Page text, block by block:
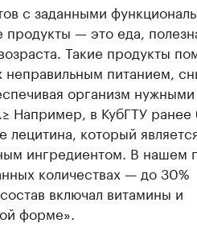
с заданными
— это еда,
Такие продукты
неправильным питанием,
организм нужными
Например, в КубГТУ ранее
лецитина, который
ингредиентом. В нашем
количествах — до 30%
включал витамины и
форме».